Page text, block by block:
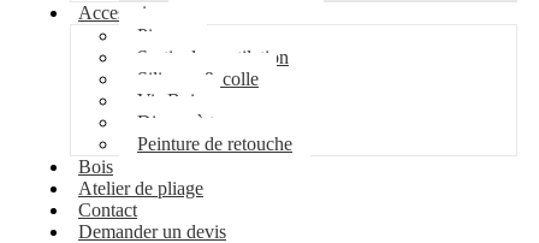
Accessoires
Pipeco
Sortie de ventilation
Silicone & colle
Vis Bois
Disque à tronçonner
Peinture de retouche
Bois
Atelier de pliage
Contact
Demander un devis